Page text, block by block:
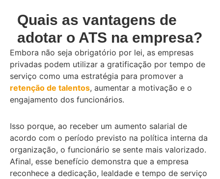
Quais as vantagens de
adotar o ATS na empresa?
Embora não seja obrigatório por lei, as empresas
privadas podem utilizar a gratificação por tempo de
serviço como uma estratégia para promover a
retenção de talentos, aumentar a motivação e o
engajamento dos funcionários.
Isso porque, ao receber um aumento salarial de
acordo com o período previsto na política interna da
organização, o funcionário se sente mais valorizado.
Afinal, esse benefício demonstra que a empresa
reconhece a dedicação, lealdade e tempo de serviço